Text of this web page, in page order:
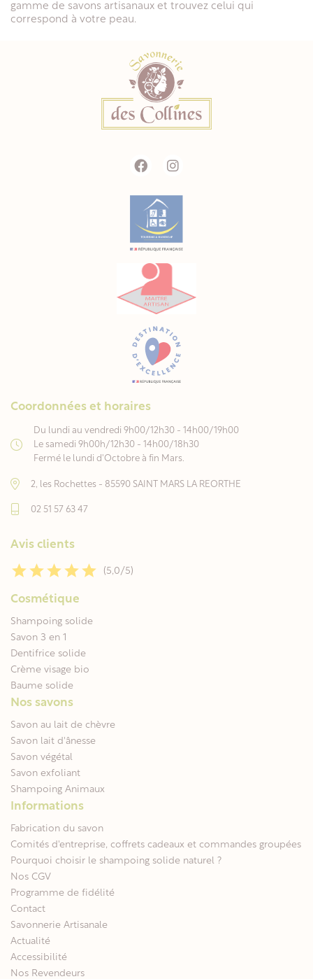
gamme de savons artisanaux et trouvez celui qui
correspond à votre peau.
Coordonnées et horaires
Du lundi au vendredi 9h00/12h30 - 14h00/19h00
Le samedi 9h00h/12h30 - 14h00/18h30
Fermé le lundi d'Octobre à fin Mars.
2, les Rochettes - 85590 SAINT MARS LA REORTHE
02 51 57 63 47
Avis clients
(5,0/5)
Cosmétique
Shampoing solide
Savon 3 en 1
Dentifrice solide
Crème visage bio
Baume solide
Nos savons
Savon au lait de chèvre
Savon lait d'ânesse
Savon végétal
Savon exfoliant
Shampoing Animaux
Informations
Fabrication du savon
Comités d'entreprise, coffrets cadeaux et commandes groupées
Pourquoi choisir le shampoing solide naturel ?
Nos CGV
Programme de fidélité
Contact
Savonnerie Artisanale
Actualité
Accessibilité
Nos Revendeurs